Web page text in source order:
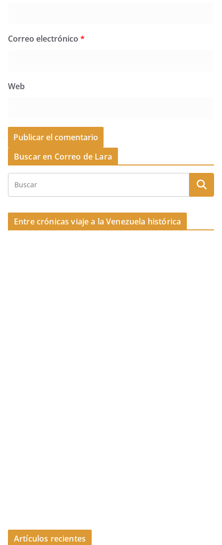
Correo electrónico *
Web
Buscar en Correo de Lara
Entre crónicas viaje a la Venezuela histórica
Artículos recientes